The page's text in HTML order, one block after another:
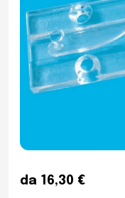
da 16,30 €